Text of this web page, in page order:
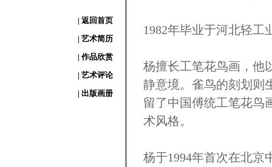
| 返回首页
| 艺术简历
| 作品欣赏
| 艺术评论
| 出版画册
1982年毕业于河北轻工
杨擅长工笔花鸟画，他
静意境。雀鸟的刻划则
留了中国傅统工笔花鸟
术风格。
杨于1994年首次在北京